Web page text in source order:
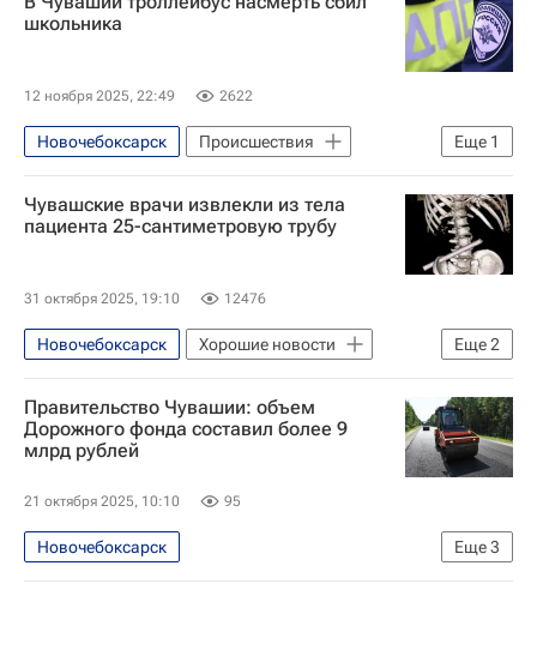
школьника
12 ноября 2025, 22:49 2622
Еще 1
Новочебоксарск
Происшествия
Чувашская Республика (Чувашия)
Чувашские врачи извлекли из тела
пациента 25-сантиметровую трубу
31 октября 2025, 19:10 12476
Еще2
Новочебоксарск
Хорошие новости
Происшествия
Чувашская Республика (Чувашия)
Правительство Чувашии: объем
Дорожного фонда составил более 9
млрд рублей
21 октября 2025, 10:10 95
Еще3
Новочебоксарск
Чувашская Республика (Чувашия)